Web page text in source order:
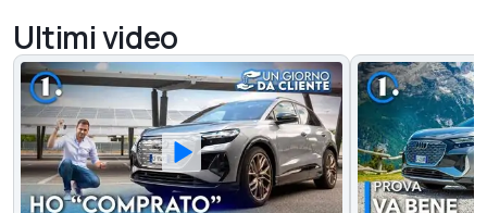
Ultimi video